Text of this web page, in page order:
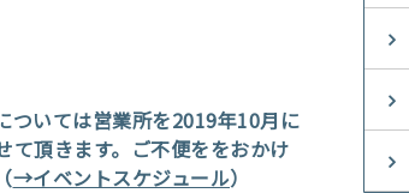
ついては営業所を2019年10月に
て頂きます。ご不便ををおかけ
→イベントスケジュール）